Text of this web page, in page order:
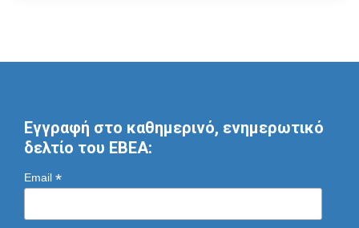
Εγγραφή στο καθημερινό, ενημερωτικό
δελτίο του ΕΒΕΑ:
Email *